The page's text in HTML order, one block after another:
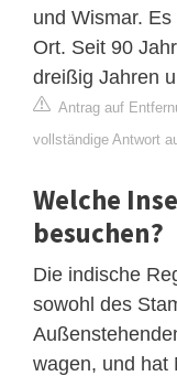
und Wismar.
Ort. Seit 90
dreißig Jahren
Antrag auf
vollständige Antwort
Welche
besuchen?
Die indische
sowohl des
wagen, und hat